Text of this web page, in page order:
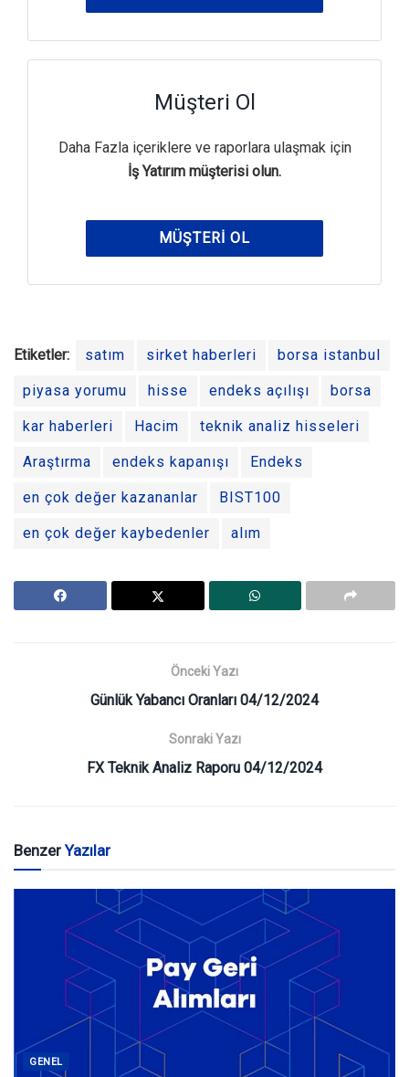
Müşteri Ol
Daha Fazla içeriklere ve raporlara ulaşmak için
İş Yatırım müşterisi olun.
MÜŞTERI OL
Etiketler: satım sirket haberleri borsa istanbul
piyasa yorumu hisse endeks açılışı borsa
kar haberleri Hacim teknik analiz hisseleri
Araştırma endeks kapanışı Endeks
en çok değer kazananlar BIST100
en çok değer kaybedenler alım
Önceki Yazı
Günlük Yabancı Oranları 04/12/2024
Sonraki Yazı
FX Teknik Analiz Raporu 04/12/2024
BenzerYazılar
GENEL